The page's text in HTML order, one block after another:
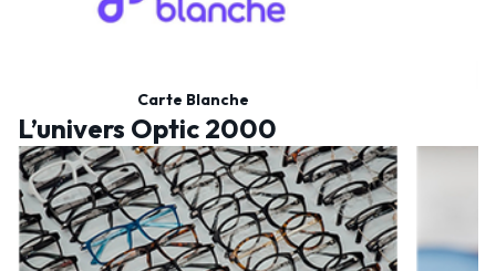
Carte Blanche
L’univers Optic 2000